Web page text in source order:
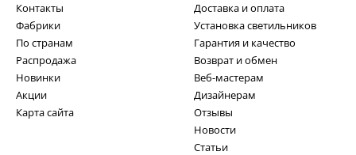
Контакты
Фабрики
По странам
Распродажа
Новинки
Акции
Карта сайта
Доставка и оплата
Установка светильников
Гарантия и качество
Возврат и обмен
Веб-мастерам
Дизайнерам
Отзывы
Новости
Статьи